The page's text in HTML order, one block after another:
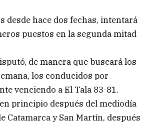
desde hace dos fechas, intentará
puestos en la segunda mitad
de manera que buscará los
los conducidos por
venciendo a El Tala 83-81.
principio después del mediodía
Catamarca y San Martín, después